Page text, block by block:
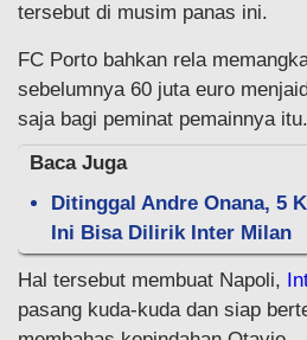
tersebut di musim panas ini.
FC Porto bahkan rela
sebelumnya 60 juta euro
saja bagi peminat pemainnya itu.
Baca Juga
Ditinggal Andre Onana, 5
Ini Bisa Dilirik Inter Milan
Hal tersebut membuat Napoli,
pasang kuda-kuda dan siap